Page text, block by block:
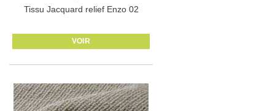
Tissu Jacquard relief Enzo 02
VOIR